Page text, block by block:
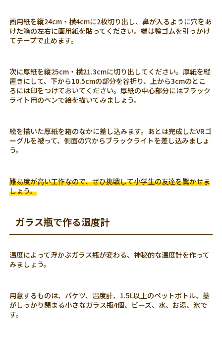
画用紙を縦24cm・横4cmに2枚切り出し、鼻が入るように穴をあ
けた箱の左右に画用紙を貼ってください。端は輪ゴムを引っかけ
てテープで止めます。
次に厚紙を縦25cm・横21.3cmに切り出してください。厚紙を縦
置きにして、下から10.5cmの部分を谷折り、上から3cmのとこ
ろには印をつけておいてください。厚紙の中心部分にはブラック
ライト用のペンで絵を描いてみましょう。
絵を描いた厚紙を箱のなかに差し込みます。あとは完成したVRゴ
ーグルを被って、側面の穴からブラックライトを差し込みましょ
う。
難易度が高い工作なので、ぜひ挑戦して小学生の友達を驚かせま
しょう。
ガラス瓶で作る温度計
温度によって浮かぶガラス瓶が変わる、神秘的な温度計を作って
みましょう。
用意するものは、バケツ、温度計、1.5L以上のペットボトル、蓋
がしっかり閉まる小さなガラス瓶4個、ビーズ、水、お湯、氷で
す。